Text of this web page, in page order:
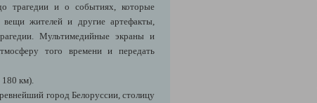
трагедии и о событиях, которые
жителей и другие артефакты,
Мультимедийные экраны и
того времени и передать
км).
город Белоруссии, столицу